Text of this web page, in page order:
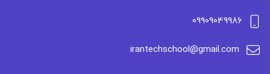
09909049986
irantechschool@gmail.com